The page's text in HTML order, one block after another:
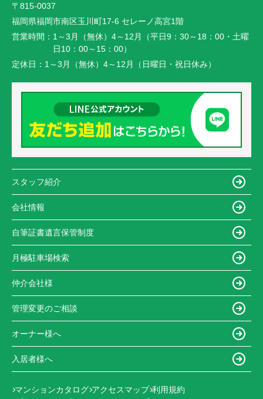
〒815-0037
福岡県福岡市南区玉川町17-6 セレーノ高宮1階
営業時間： 1～3月（無休）4～12月（平日9：30～18：00・土曜
日10：00～15：00）
定休日： 1～3月（無休）4～12月（日曜日・祝日休み）
スタッフ紹介
会社情報
自筆証書遺言保管制度
月極駐車場検索
仲介会社様
管理変更のご相談
オーナー様へ
入居者様へ
マンションカタログ アクセスマップ 利用規約